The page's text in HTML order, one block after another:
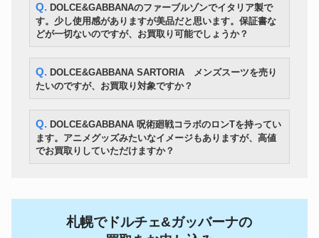
Q. DOLCE&GABBANAのファーブルゾンでイタリア製で
す。少し使用感がありますが美品だと思います。保証書な
どが一切ないのですが、お買取り可能でしょうか？
Q. DOLCE&GABBANA SARTORIA メンズスーツを売り
たいのですが、お買取り対象ですか？
Q. DOLCE&GABBANA 呪術廻戦コラボのロンTを持ってい
ます。アニメグッズみたいなイメージもありますが、高値
でお買取りしていただけますか？
札幌でドルチェ&ガッバーナの